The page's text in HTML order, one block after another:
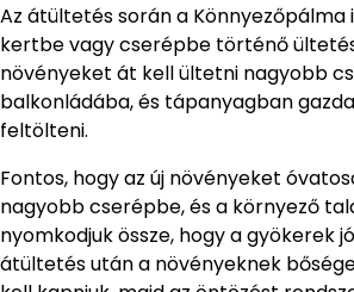
Az átültetés során a Könnyezőpálma
kertbe vagy cserépbe történő
növényeket át kell ültetni nagyobb
balkonládába, és tápanyagban
feltölteni.
Fontos, hogy az új növényeket
nagyobb cserépbe, és a környező
nyomkodjuk össze, hogy a gyökerek
átültetés után a növényeknek